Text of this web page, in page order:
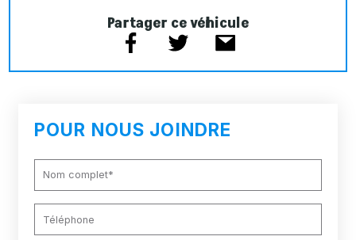
Partager ce véhicule
POUR NOUS JOINDRE